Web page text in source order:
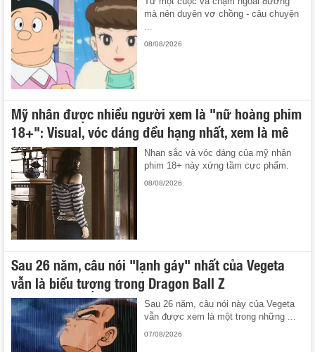
mà nên duyên vợ chồng - câu chuyện
08/08/2026
Mỹ nhân được nhiều người xem là "nữ hoàng phim
18+": Visual, vóc dáng đều hạng nhất, xem là mê
Nhan sắc và vóc dáng của mỹ nhân
phim 18+ này xứng tầm cực phẩm.
08/08/2026
Sau 26 năm, câu nói "lạnh gáy" nhất của Vegeta
vẫn là biểu tượng trong Dragon Ball Z
Sau 26 năm, câu nói này của Vegeta
vẫn được xem là một trong những ...
07/08/2026